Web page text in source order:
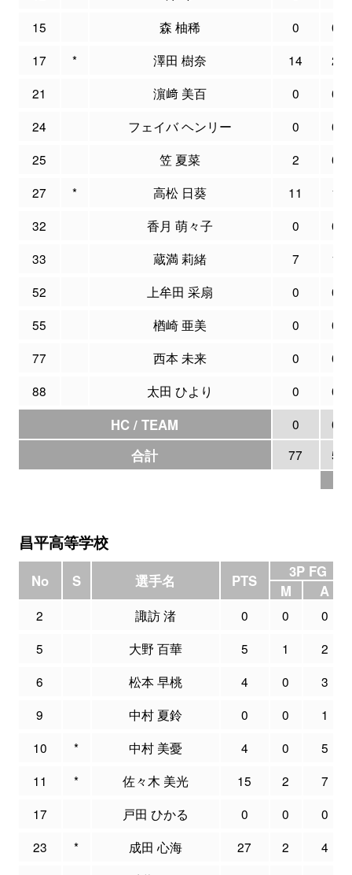
15
森 柚稀 0
0
17
* 澤田 樹奈 14
2
21
濵﨑 美百 0
0
24
フェイバ ヘンリー 0
0
25
笠 夏菜 2
0
27
* 高松 日葵 11
1
32
香月 萌々子 0
0
33
蔵満 莉緒 7
1
52
上牟田 采扇 0
0
55
楢崎 亜美 0
0
77
西本 未来 0
0
88
太田 ひより 0 0
HC / TEAM 0 0
合計 77 5
昌平高等学校
No S 選手名 PTS
3P FG
M
A
2 諏訪 渚 0 0
0
5
大野 百華 5 1
2
6
松本 早桃 4 0
3
9
中村 夏鈴 0 0
1
10
* 中村 美憂 4 0
5
11
* 佐々木 美光 15 2
7
17
戸田 ひかる 0 0
0
23
* 成田 心海 27 2
4